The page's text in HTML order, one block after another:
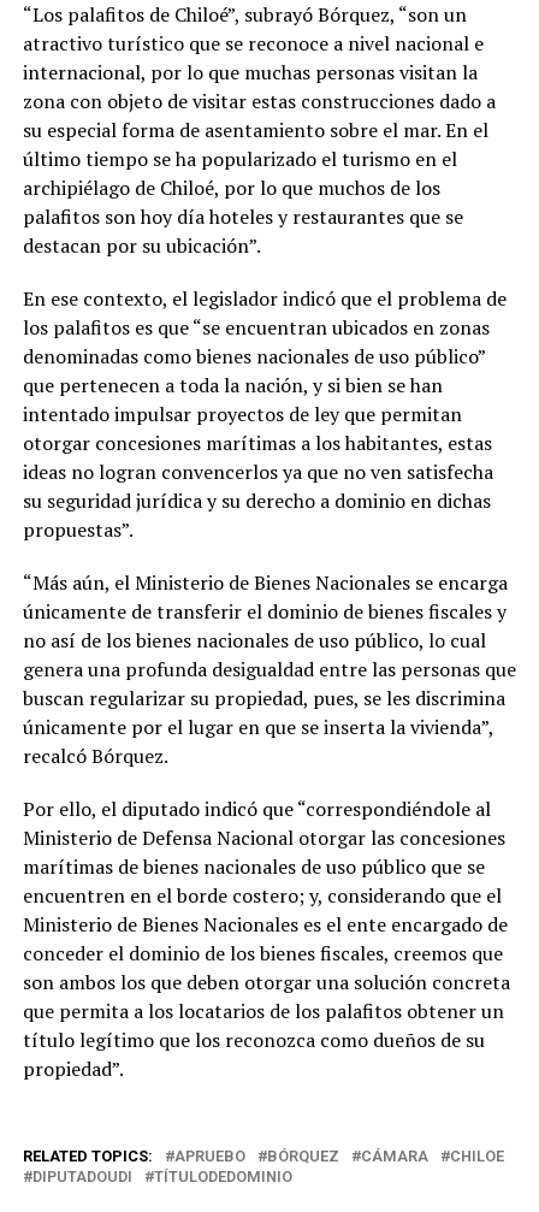
“Los palafitos de Chiloé”, subrayó Bórquez, “son un
atractivo turístico que se reconoce a nivel nacional e
internacional, por lo que muchas personas visitan la
zona con objeto de visitar estas construcciones dado a
su especial forma de asentamiento sobre el mar. En el
último tiempo se ha popularizado el turismo en el
archipiélago de Chiloé, por lo que muchos de los
palafitos son hoy día hoteles y restaurantes que se
destacan por su ubicación”.
En ese contexto, el legislador indicó que el problema de
los palafitos es que “se encuentran ubicados en zonas
denominadas como bienes nacionales de uso público”
que pertenecen a toda la nación, y si bien se han
intentado impulsar proyectos de ley que permitan
otorgar concesiones marítimas a los habitantes, estas
ideas no logran convencerlos ya que no ven satisfecha
su seguridad jurídica y su derecho a dominio en dichas
propuestas”.
“Más aún, el Ministerio de Bienes Nacionales se encarga
únicamente de transferir el dominio de bienes fiscales y
no así de los bienes nacionales de uso público, lo cual
genera una profunda desigualdad entre las personas que
buscan regularizar su propiedad, pues, se les discrimina
únicamente por el lugar en que se inserta la vivienda”,
recalcó Bórquez.
Por ello, el diputado indicó que “correspondiéndole al
Ministerio de Defensa Nacional otorgar las concesiones
marítimas de bienes nacionales de uso público que se
encuentren en el borde costero; y, considerando que el
Ministerio de Bienes Nacionales es el ente encargado de
conceder el dominio de los bienes fiscales, creemos que
son ambos los que deben otorgar una solución concreta
que permita a los locatarios de los palafitos obtener un
título legítimo que los reconozca como dueños de su
propiedad”.
RELATED TOPICS: APRUEBO BÓRQUEZ CÁMARA
CHILOE
DIPUTADOUDI
TÍTULODEDOMINIO